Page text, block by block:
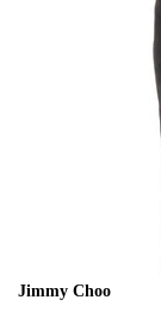
Jimmy Choo